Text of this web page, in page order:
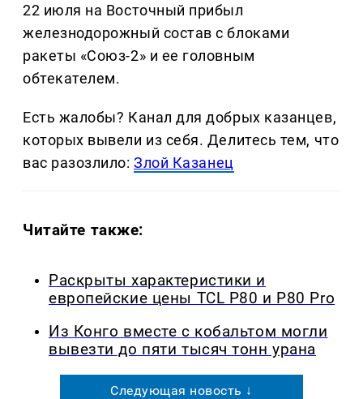
22 июля на Восточный прибыл
железнодорожный состав с блоками
ракеты «Союз-2» и ее головным
обтекателем.
Есть жалобы? Канал для добрых казанцев,
которых вывели из себя. Делитеcь тем, что
вас разозлило:Злой Казанец
Читайте также:
Раскрыты характеристики и
европейские цены TCL P80 и P80 Pro
Из Конго вместе с кобальтом могли
вывезти до пяти тысяч тонн урана
Следующая новость ↓